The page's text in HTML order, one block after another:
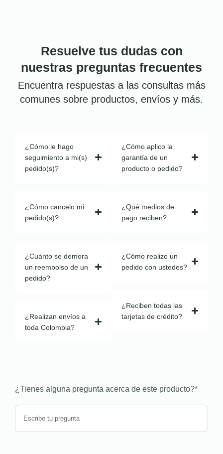
Resuelve tus dudas con
nuestras preguntas frecuentes
Encuentra respuestas a las consultas más
comunes sobre productos, envíos y más.
¿Cómo le hago
seguimiento a mi(s)
pedido(s)?
¿Cómo cancelo mi
pedido(s)?
¿Cuánto se demora
un reembolso de un
pedido?
¿Realizan envíos a
toda Colombia?
¿Cómo aplico la
garantía de un
producto o pedido?
¿Qué medios de
pago reciben?
¿Cómo realizo un
pedido con ustedes?
¿Reciben todas las
tarjetas de crédito?
¿Tienes alguna pregunta acerca de este producto?*